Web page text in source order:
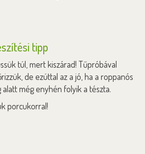
tipp
túl, mert kiszárad! Tűpróbával
de ezúttal az a jó, ha a roppanós
alatt még enyhén folyik a tészta.
porcukorral!